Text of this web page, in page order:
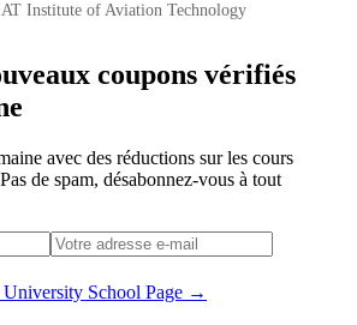
Institute of Aviation Technology
coupons vérifiés
avec des réductions sur les cours
de spam, désabonnez-vous à tout
School Page →